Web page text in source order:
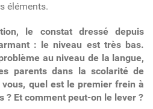
éléments.
le constat dressé depuis
: le niveau est très bas.
au niveau de la langue,
parents dans la scolarité de
quel est le premier frein à
? Et comment peut-on le lever ?